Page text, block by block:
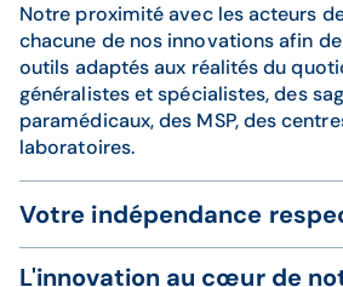
Notre proximité avec les acteurs
chacune de nos innovations afin
outils adaptés aux réalités du
généralistes et spécialistes, des
paramédicaux, des MSP, des
laboratoires.
Votre indépendance
L'innovation au cœur de